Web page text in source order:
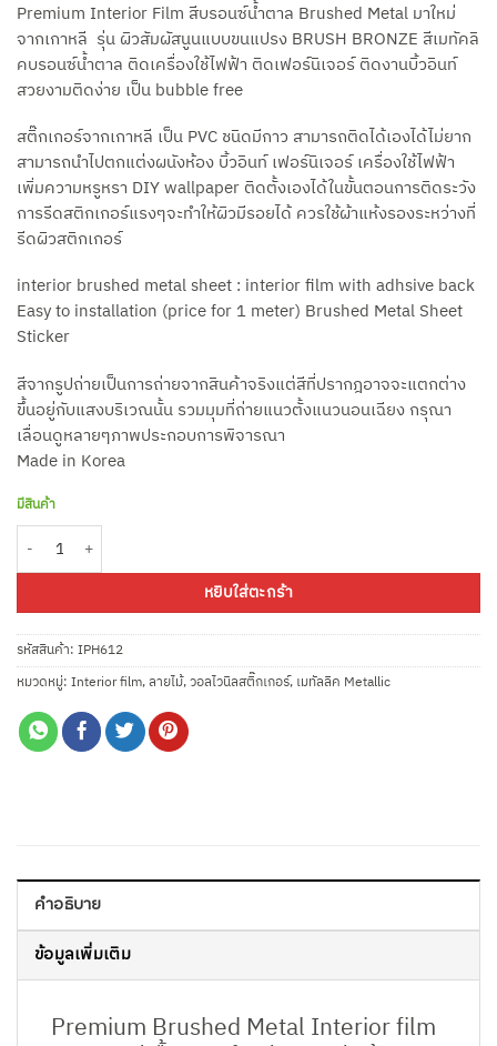
Premium Interior Film สีบรอนซ์น้ำตาล Brushed Metal มาใหม่
จากเกาหลี รุ่น ผิวสัมผัสนูนแบบขนแปรง BRUSH BRONZE สีเมทัคลิ
คบรอนซ์น้ำตาล ติดเครื่องใช้ไฟฟ้า ติดเฟอร์นิเจอร์ ติดงานบิ้วอินท์
สวยงามติดง่าย เป็น bubble free
สติ๊กเกอร์จากเกาหลี เป็น PVC ชนิดมีกาว สามารถติดได้เองได้ไม่ยาก
สามารถนำไปตกแต่งผนังห้อง บิ้วอินท์ เฟอร์นิเจอร์ เครื่องใช้ไฟฟ้า
เพิ่มความหรูหรา DIY wallpaper ติดตั้งเองได้ในขั้นตอนการติดระวัง
การรีดสติกเกอร์แรงๆจะทำให้ผิวมีรอยได้ ควรใช้ผ้าแห้งรองระหว่างที่
รีดผิวสติกเกอร์
interior brushed metal sheet : interior film with adhsive back
Easy to installation (price for 1 meter) Brushed Metal Sheet
Sticker
สีจากรูปถ่ายเป็นการถ่ายจากสินค้าจริงแต่สีที่ปรากฎอาจจะแตกต่าง
ขึ้นอยู่กับแสงบริเวณนั้น รวมมุมที่ถ่ายแนวตั้งแนวนอนเฉียง กรุณา
เลื่อนดูหลายๆภาพประกอบการพิจารณา
Made in Korea
มีสินค้า
หยิบใส่ตะกร้า
รหัสสินค้า: IPH612
หมวดหมู่: Interior film,ลายไม้,วอลไวนิลสติ๊กเกอร์, เมทัลลิค Metallic
คำอธิบาย
ข้อมูลเพิ่มเติม
Premium Brushed Metal Interior film